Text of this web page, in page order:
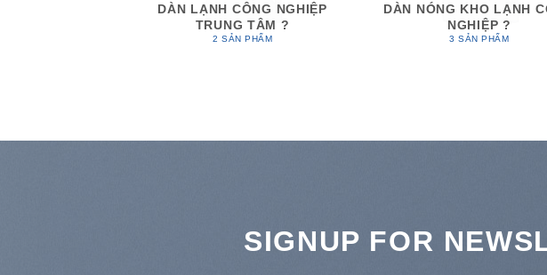
DÀN LẠNH CÔNG NGHIỆP
TRUNG TÂM ?
2 SẢN PHẨM
DÀN NÓNG KHO LẠNH
NGHIỆP ?
3 SẢN PHẨM
SIGNUP FOR